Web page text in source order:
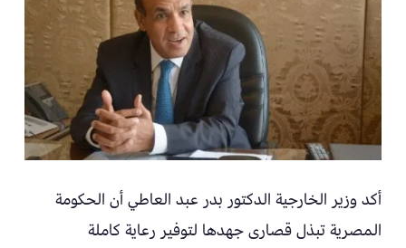
أكد وزير الخارجية الدكتور بدر عبد العاطي أن الحكومة
المصرية تبذل قصارى جهدها لتوفير رعاية كاملة